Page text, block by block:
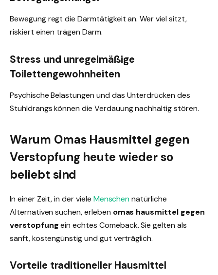
Bewegung regt die Darmtätigkeit an. Wer viel sitzt,
riskiert einen trägen Darm.
Stress und unregelmäßige
Toilettengewohnheiten
Psychische Belastungen und das Unterdrücken des
Stuhldrangs können die Verdauung nachhaltig stören.
Warum Omas Hausmittel gegen
Verstopfung heute wieder so
beliebt sind
In einer Zeit, in der viele Menschennatürliche
Alternativen suchen, erleben omas hausmittel gegen
verstopfungein echtes Comeback. Sie gelten als
sanft, kostengünstig und gut verträglich.
Vorteile traditioneller Hausmittel